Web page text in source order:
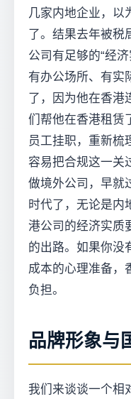
几家内地企业，以
了。结果去年被
公司有足够的“经
有办公场所、有实
了，因为他在香
们帮他在香港租赁
员工挂职，重新梳
容易把合规这一关
做境外公司，早就
时代了，无论是内
港公司的经济实质
的出路。如果你没
成本的心理准备，
负担。
品牌形象与
我们来谈谈一个相